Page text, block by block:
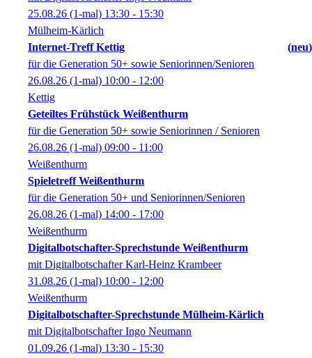
25.08.26 (1-mal) 13:30 - 15:30
Mülheim-Kärlich
Internet-Treff Kettig
neu
für die Generation 50+ sowie Seniorinnen/Senioren
26.08.26 (1-mal) 10:00 - 12:00
Kettig
Geteiltes Frühstück Weißenthurm
für die Generation 50+ sowie Seniorinnen / Senioren
26.08.26 (1-mal) 09:00 - 11:00
Weißenthurm
Spieletreff Weißenthurm
für die Generation 50+ und Seniorinnen/Senioren
26.08.26 (1-mal) 14:00 - 17:00
Weißenthurm
Digitalbotschafter-Sprechstunde Weißenthurm
mit Digitalbotschafter Karl-Heinz Krambeer
31.08.26 (1-mal) 10:00 - 12:00
Weißenthurm
Digitalbotschafter-Sprechstunde Mülheim-Kärlich
mit Digitalbotschafter Ingo Neumann
01.09.26 (1-mal) 13:30 - 15:30